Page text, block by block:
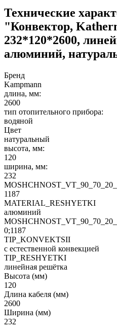
Технические
"Конвектор,
232*120*2600,
алюминий,
Бренд
Kampmann
длина, мм:
2600
тип отопительного прибора:
водяной
Цвет
натуральный
высота, мм:
120
ширина, мм:
232
1187
MATERIAL_RESHYETKI
алюминий
0;1187
TIP_KONVEKTSII
с естественной конвекцией
TIP_RESHYETKI
линейная решётка
Высота (мм)
120
Длина кабеля (мм)
2600
Ширина (мм)
232